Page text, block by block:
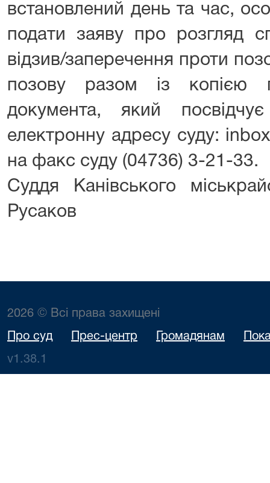
встановлений день та час,
подати заяву про розгляд
відзив/заперечення проти
позову разом із копією
документа, який
електронну адресу суду:
на факс суду (04736) 3-21-33.
Суддя Канівського
Русаков
2026 © Всі права захищені
Про суд Прес-центр Громадянам
v1.38.1